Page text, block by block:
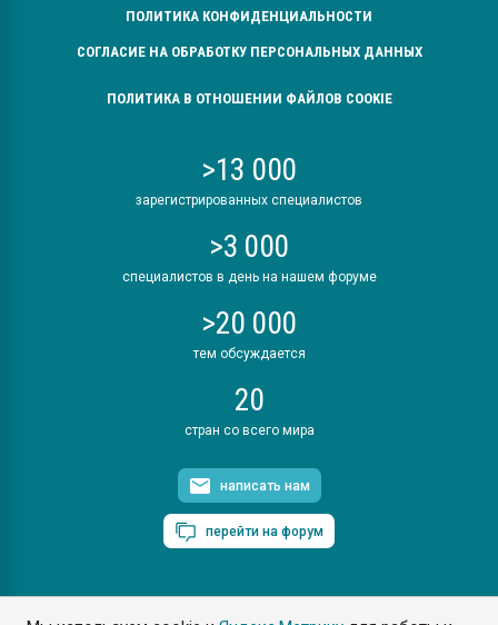
ПОЛИТИКА КОНФИДЕНЦИАЛЬНОСТИ
СОГЛАСИЕ НА ОБРАБОТКУ ПЕРСОНАЛЬНЫХ ДАННЫХ
ПОЛИТИКА В ОТНОШЕНИИ ФАЙЛОВ COOKIE
>13 000
зарегистрированных специалистов
>3 000
специалистов в день на нашем форуме
>20 000
тем обсуждается
20
стран со всего мира
написать нам
перейти на форум